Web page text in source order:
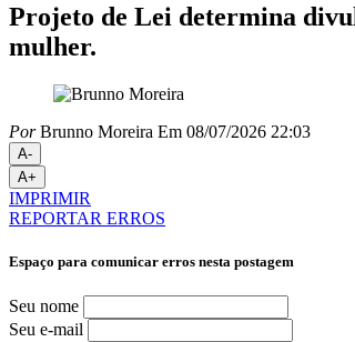
Projeto de Lei determina
mulher.
PorBrunno Moreira Em 08/07/2026 22:03
A-
A+
IMPRIMIR
REPORTAR ERROS
Espaço para comunicar erros nesta postagem
Seu nome
Seu e-mail